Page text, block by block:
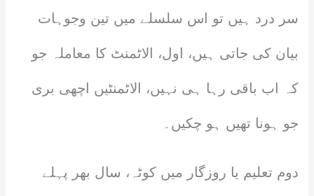
سر درد ہیں تو اس سلسلے میں تین وجوہات
بیان کی جاتی ہیں، اول، الاٹمنٹ کا معاملہ جو
کہ اب باقی رہا ہی نہیں، الاٹمنٹیں اچھی بری
جو ہونا تھیں ہو چکیں۔
دوم تعلیم یا روزگار میں کوٹہ، سال بھر پہلے